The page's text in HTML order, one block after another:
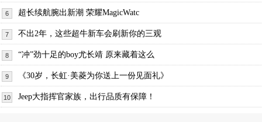
6 超长续航腕出新潮 荣耀MagicWatc
7 不出2年，这些超牛新车会刷新你的三观
8 “冲”劲十足的boy尤长靖 原来藏着这么
9 《30岁，长虹·美菱为你送上一份见面礼》
10 Jeep大指挥官家族，出行品质有保障！